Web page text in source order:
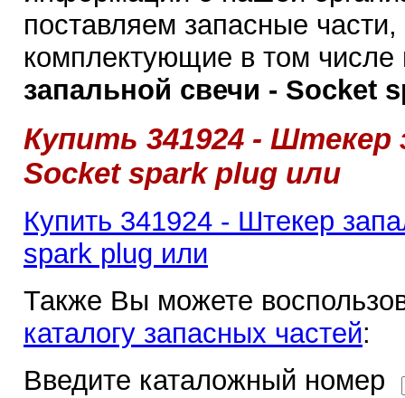
поставляем запасные
комплектующие в том
запальной свечи - Socket
Купить 341924 - Штекер
Socket spark plug или
Купить 341924 - Штекер
spark plug или
Также Вы можете
каталогу запасных частей:
Введите каталожный номер